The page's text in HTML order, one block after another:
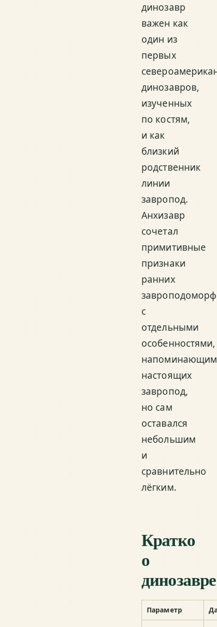
динозавр
важен как
один из
первых
динозавров,
изученных
по костям,
и как
близкий
родственник
линии
завропод.
Анхизавр
сочетал
примитивные
признаки
ранних
с
отдельными
особенностями,
настоящих
завропод,
но сам
оставался
небольшим
и
сравнительно
лёгким.
Кратко
о
динозавре
Параметр